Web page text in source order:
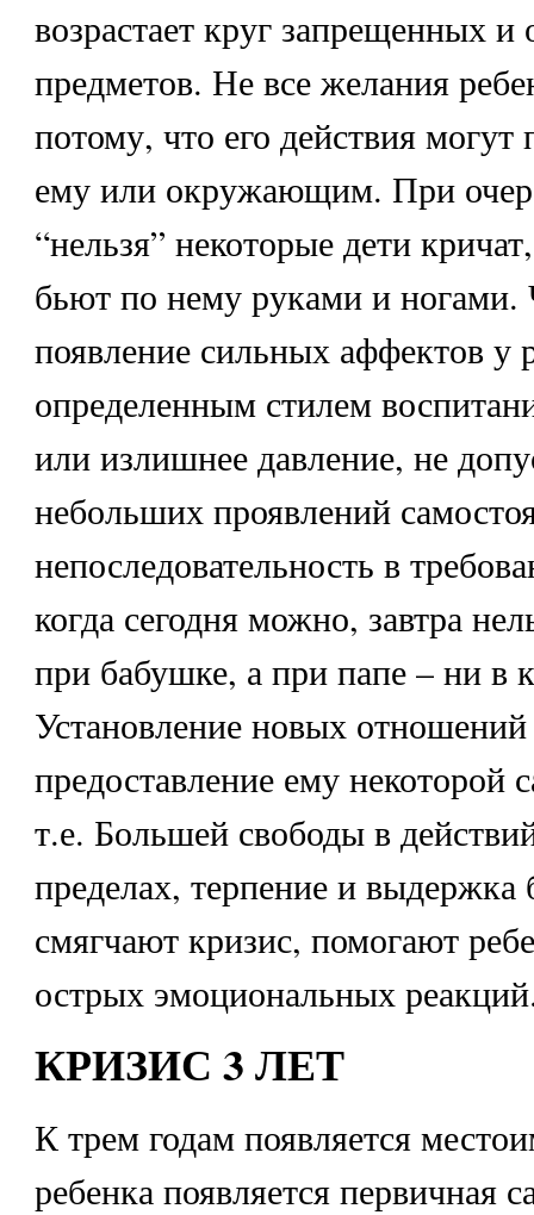
возрастает круг запрещенных и
предметов. Не все желания
потому, что его действия могут
ему или окружающим. При
“нельзя” некоторые дети
бьют по нему руками и ногами.
появление сильных аффектов у
определенным стилем
или излишнее давление, не
небольших проявлений
непоследовательность в
когда сегодня можно, завтра
при бабушке, а при папе – ни в
Установление новых
предоставление ему некоторой
т.е. Большей свободы в
пределах, терпение и выдержка
смягчают кризис, помогают
острых эмоциональных
КРИЗИС 3 ЛЕТ
К трем годам появляется
ребенка появляется первичная